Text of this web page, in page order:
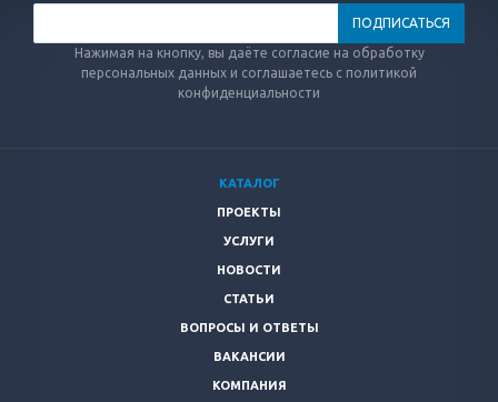
Нажимая на кнопку, вы даёте согласие на обработку
персональных данных и соглашаетесь с политикой
конфиденциальности
КАТАЛОГ
ПРОЕКТЫ
УСЛУГИ
НОВОСТИ
СТАТЬИ
ВОПРОСЫ И ОТВЕТЫ
ВАКАНСИИ
КОМПАНИЯ